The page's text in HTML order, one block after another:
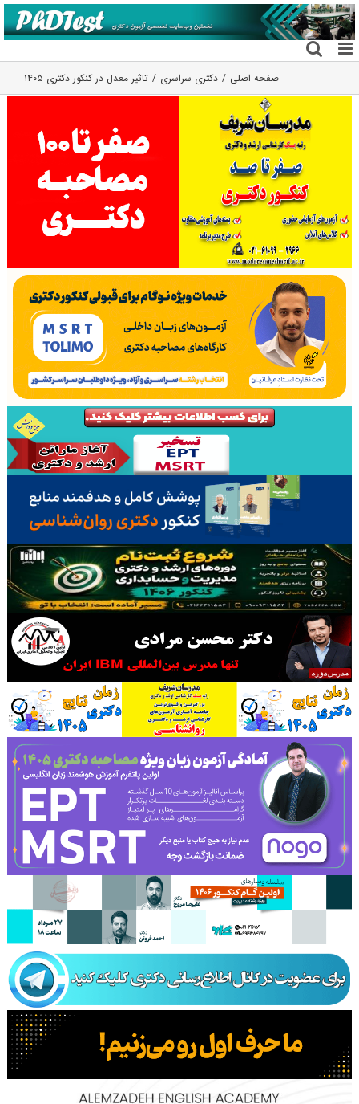
رفتن
به
محتوا
صفحه اصلی دکتری سراسری تاثیر معدل در کنکور دکتری ۱۴۰۵